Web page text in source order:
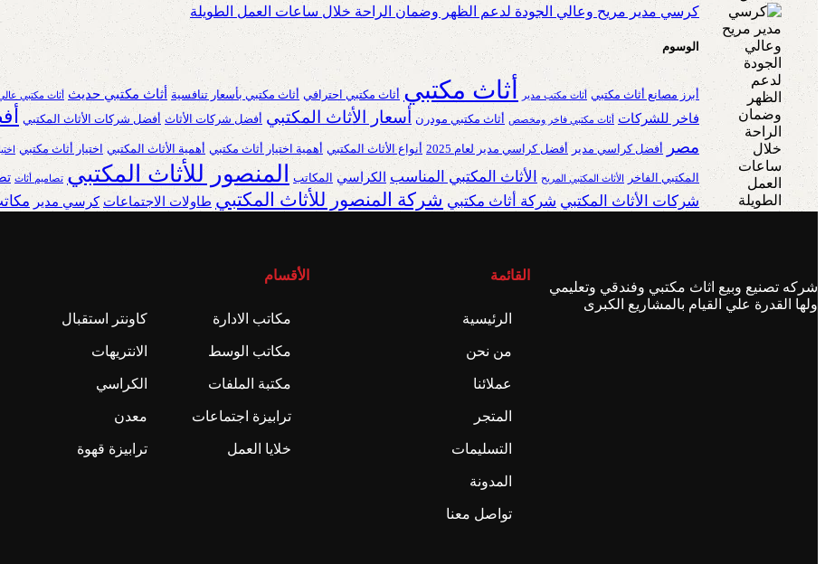
كرسي مدير مريح وعالي الجودة لدعم الظهر وضمان الراحة خلال ساعات العمل الطويلة
الوسوم
أبرز مصانع أثاث مكتبي أثاث مكتب مدير أثاث مكتبي أثاث مكتبي احترافي أثاث مكتبي بأسعار تنافسية أثاث مكتبي حديث أثاث مكتبي
فاخر للشركات
أثاث مكتبي فاخر ومخصص أثاث مكتبي مودرن أسعار الأثاث المكتبي أفضل شركات الأثاث أفضل شركات الأثاث المكتبي
مصر
أفضل كراسي مدير أفضل كراسي مدير لعام 2025 أنواع الأثاث المكتبي أهمية اختيار أثاث مكتبي أهمية الأثاث المكتبي اختيار أثاث مكتبي
المكتبي الفاخر الأثاث المكتبي المريح الأثاث المكتبي المناسب الكراسي المكاتب المنصور للأثاث المكتبي تصاميم أثاث
شركات الأثاث المكتبي شركة أثاث مكتبي شركة المنصور للأثاث المكتبي طاولات الاجتماعات كرسي مدير
شركه تصنيع وبيع اثاث مكتبي وفندقي وتعليمي
ولها القدرة علي القيام بالمشاريع الكبرى
القائمة
الرئيسية
من نحن
عملائنا
المتجر
التسليمات
المدونة
تواصل معنا
الأقسام
مكاتب الادارة
مكاتب الوسط
مكتبة الملفات
ترابيزة اجتماعات
خلايا العمل
كاونتر استقبال
الانتريهات
الكراسي
معدن
ترابيزة قهوة